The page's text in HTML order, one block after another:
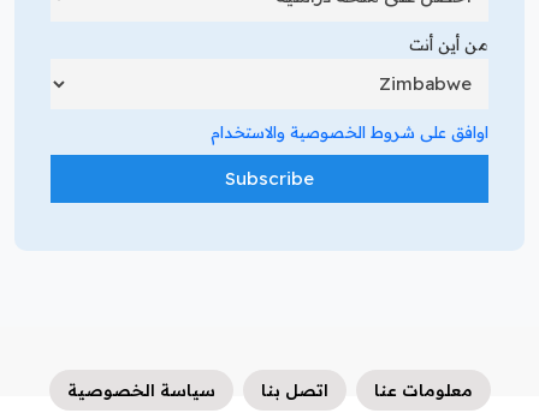
من أين أنت
اوافق على شروط الخصوصية والاستخدام
معلومات عنا اتصل بنا سياسة الخصوصية